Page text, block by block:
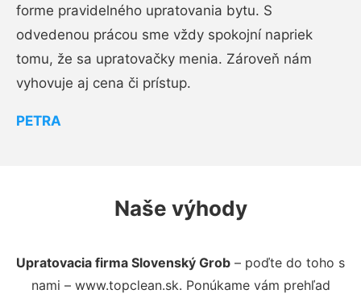
forme pravidelného upratovania bytu. S
odvedenou prácou sme vždy spokojní napriek
tomu, že sa upratovačky menia. Zároveň nám
vyhovuje aj cena či prístup.
PETRA
Naše výhody
Upratovacia firma Slovenský Grob – poďte do toho s
nami – www.topclean.sk. Ponúkame vám prehľad